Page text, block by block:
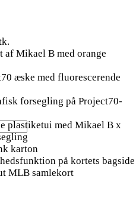
af Mikael B med orange
æske med fluorescerende
forsegling på Project70-
plastiketui med Mikael B x
karton
på kortets bagside
MLB samlekort